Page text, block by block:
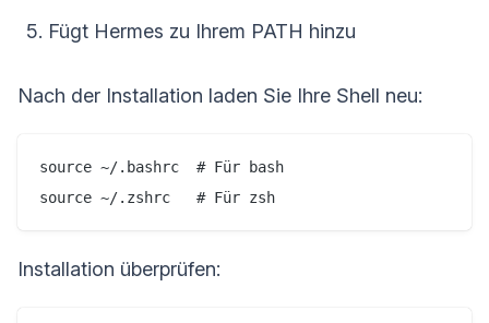
Fügt Hermes zu Ihrem PATH hinzu
Nach der Installation laden Sie Ihre Shell neu:
source ~/.bashrc  # Für bash
source ~/.zshrc   # Für zsh
Installation überprüfen: